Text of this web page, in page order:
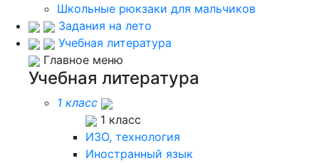
Школьные рюкзаки для мальчиков
Задания на лето
Учебная литература
Главное меню
Учебная литература
1 класс
1 класс
ИЗО, технология
Иностранный язык